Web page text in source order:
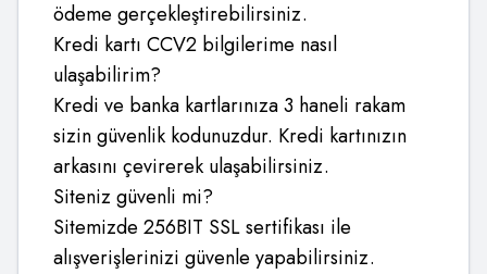
ödeme gerçekleştirebilirsiniz.
Kredi kartı CCV2 bilgilerime nasıl
ulaşabilirim?
Kredi ve banka kartlarınıza 3 haneli rakam
sizin güvenlik kodunuzdur. Kredi kartınızın
arkasını çevirerek ulaşabilirsiniz.
Siteniz güvenli mi?
Sitemizde 256BIT SSL sertifikası ile
alışverişlerinizi güvenle yapabilirsiniz.